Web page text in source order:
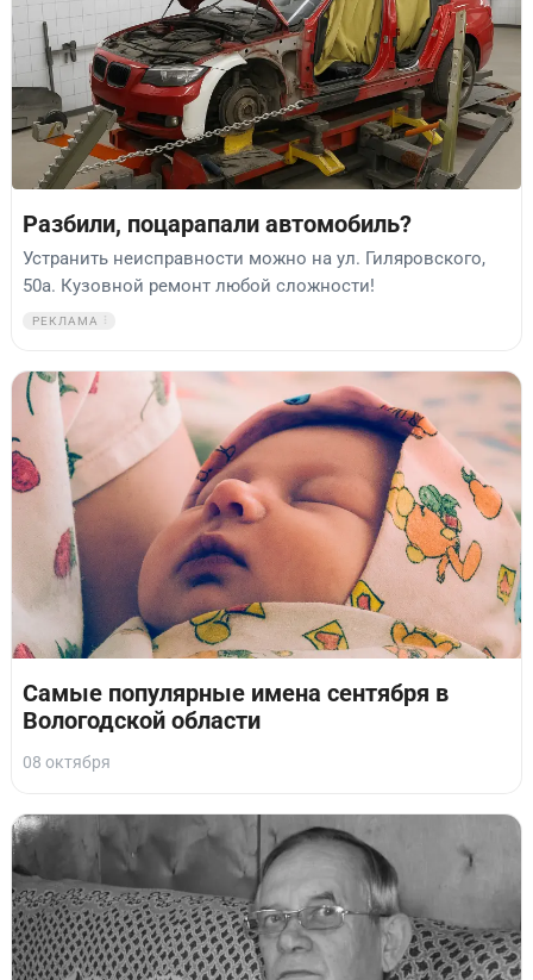
Разбили, поцарапали автомобиль?
Устранить неисправности можно на ул. Гиляровского,
50а. Кузовной ремонт любой сложности!
РЕКЛАМА
Самые популярные имена сентября в
Вологодской области
08 октября